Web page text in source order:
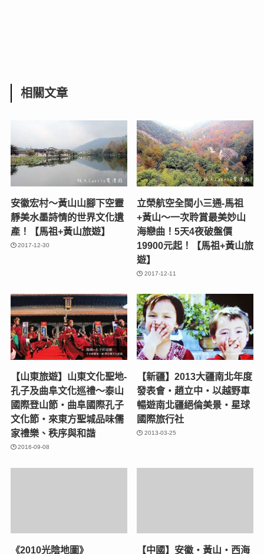
相關文章
安徽宏村～黃山山腳下空靈
靜美水墨詩情的世界文化遺
產！【馬祖+黃山旅遊】
2017-12-30
立榮航空全閩小三通-馬祖
+黃山～一次聆賞最美妙山
海戀曲！5天4夜破盤價
19900元起！【馬祖+黃山旅
遊】
2017-12-11
【山東旅遊】山東文化聖地-
孔子及曲阜文化巡禮～泰山
國際登山節‧曲阜國際孔子
文化節‧來東方聖城品味儒
家禮樂、秩序與和諧
2016-09-08
【新疆】2013大疆南北年度
發表會‧趙立中‧以越野車
暢遊南北疆絕倫美景‧星球
國際旅行社
2013-03-25
《2010光陰地圖》
【中國】安徽‧黃山‧西海